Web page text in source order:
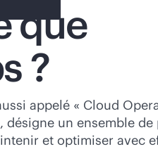
est
vide
boutique HPE pour
et commander.
que
?
appelé « Cloud
désigne un ensemble de
et optimiser avec